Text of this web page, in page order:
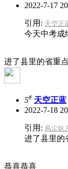
2022-7-17
引用: 天空正
今天中考成
进了县里的省重
5# 天空正蓝
2022-7-18
引用: 风尘妖
进了县里的
恭喜恭喜